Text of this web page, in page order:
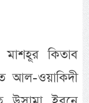
মাশহূর কিতাব
আল-ওয়াকিদী